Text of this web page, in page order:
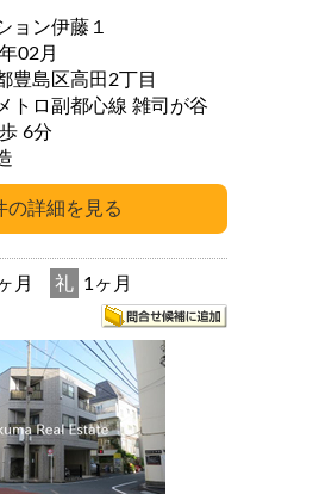
ョン伊藤１
02月
豊島区高田2丁目
トロ副都心線 雑司が谷
駅 徒歩 6分
月 礼 1ヶ月